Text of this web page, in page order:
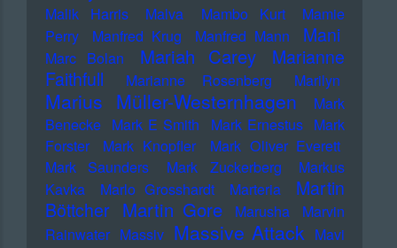
Malik Harris Malva Mambo Kurt
Mamie
Perry
Manfred Krug Manfred Mann Mani
Marc Bolan Mariah Carey
Marianne
Faithfull
Marianne Rosenberg Marilyn
Marius Müller-Westernhagen
Mark
Benecke Mark E Smith Mark Ernestus Mark
Forster
Mark Knopfler
Mark Oliver Everett
Mark Saunders
Mark Zuckerberg
Markus
Kavka
Marlo Grosshardt Marteria
Martin
Böttcher Martin Gore Marusha
Marvin
Rainwater Massiv Massive Attack Mavi